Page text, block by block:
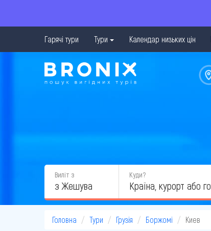
Гарячі тури Тури Календар низьких цін
Виліт з
з Жешува
Куди?
Головна Тури Грузія Боржомі Киев